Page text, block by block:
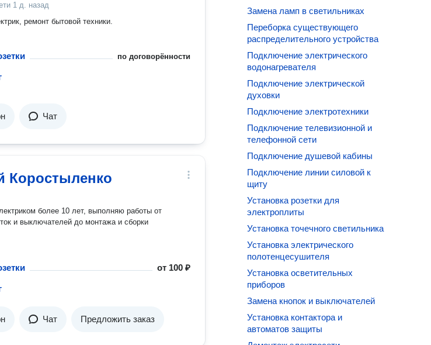
1 д. назад
ремонт бытовой техники.
по договорённости
Чат
Коростыленко
более 10 лет, выполняю работы от
и выключателей до монтажа и сборки
от 100 ₽
Чат Предложить заказ
Замена ламп в светильниках
Переборка существующего
распределительного устройства
Подключение электрического
водонагревателя
Подключение электрической
духовки
Подключение электротехники
Подключение телевизионной и
телефонной сети
Подключение душевой кабины
Подключение линии силовой к
щиту
Установка розетки для
электроплиты
Установка точечного светильника
Установка электрического
полотенцесушителя
Установка осветительных
приборов
Замена кнопок и выключателей
Установка контактора и
автоматов защиты